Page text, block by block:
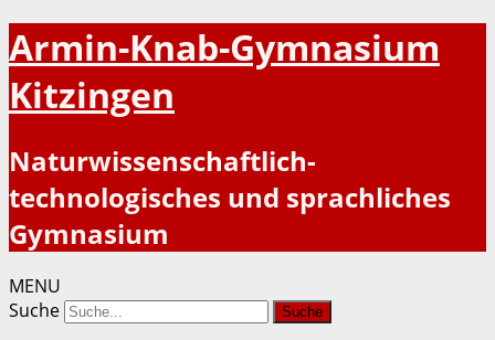
Armin-Knab-Gymnasium
Kitzingen
Naturwissenschaftlich-
technologisches und sprachliches
Gymnasium
MENU
Suche